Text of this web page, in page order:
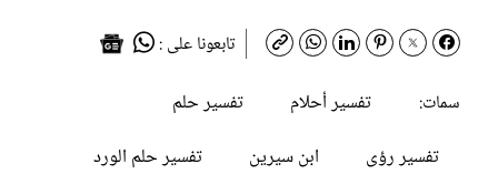
تابعونا على :
سمات:
تفسير أحلام
تفسير حلم
تفسير رؤى
ابن سيرين
تفسير حلم الورد